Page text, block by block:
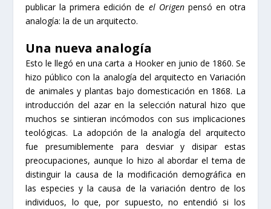
publicar la primera edición de el Origenpensó en otra
analogía: la de un arquitecto.
Una nueva analogía
Esto le llegó en una carta a Hooker en junio de 1860. Se
hizo público con la analogía del arquitecto en Variación
de animales y plantas bajo domesticación en 1868. La
introducción del azar en la selección natural hizo que
muchos se sintieran incómodos con sus implicaciones
teológicas. La adopción de la analogía del arquitecto
fue presumiblemente para desviar y disipar estas
preocupaciones, aunque lo hizo al abordar el tema de
distinguir la causa de la modificación demográfica en
las especies y la causa de la variación dentro de los
individuos, lo que, por supuesto, no entendió si los